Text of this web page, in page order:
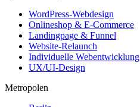
WordPress-Webdesign
Onlineshop & E-Commerce
Landingpage & Funnel
Website-Relaunch
Individuelle Webentwicklung
UX/UI-Design
Metropolen